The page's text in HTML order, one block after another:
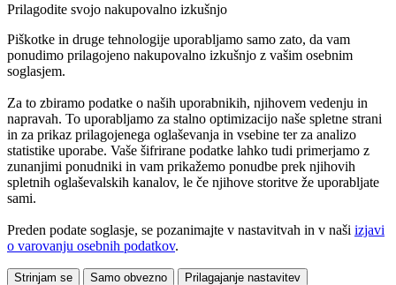
Prilagodite svojo nakupovalno izkušnjo
Piškotke in druge tehnologije uporabljamo samo zato, da vam
ponudimo prilagojeno nakupovalno izkušnjo z vašim osebnim
soglasjem.
Za to zbiramo podatke o naših uporabnikih, njihovem vedenju in
napravah. To uporabljamo za stalno optimizacijo naše spletne strani
in za prikaz prilagojenega oglaševanja in vsebine ter za analizo
statistike uporabe. Vaše šifrirane podatke lahko tudi primerjamo z
zunanjimi ponudniki in vam prikažemo ponudbe prek njihovih
spletnih oglaševalskih kanalov, le če njihove storitve že uporabljate
sami.
Preden podate soglasje, se pozanimajte v nastavitvah in v naši izjavi
o varovanju osebnih podatkov.
Strinjam se Samo obvezno Prilagajanje nastavitev